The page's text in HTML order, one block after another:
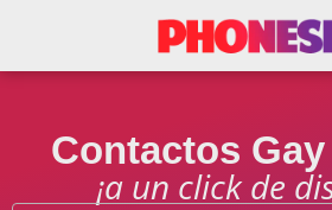
Contactos
¡a un click de